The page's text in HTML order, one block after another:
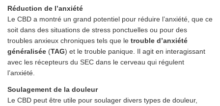
Réduction de l’anxiété
Le CBD a montré un grand potentiel pour réduire l’anxiété, que ce
soit dans des situations de stress ponctuelles ou pour des
troubles anxieux chroniques tels que le trouble d’anxiété
généralisée (TAG) et le trouble panique. Il agit en interagissant
avec les récepteurs du SEC dans le cerveau qui régulent
l’anxiété.
Soulagement de la douleur
Le CBD peut être utile pour soulager divers types de douleur,